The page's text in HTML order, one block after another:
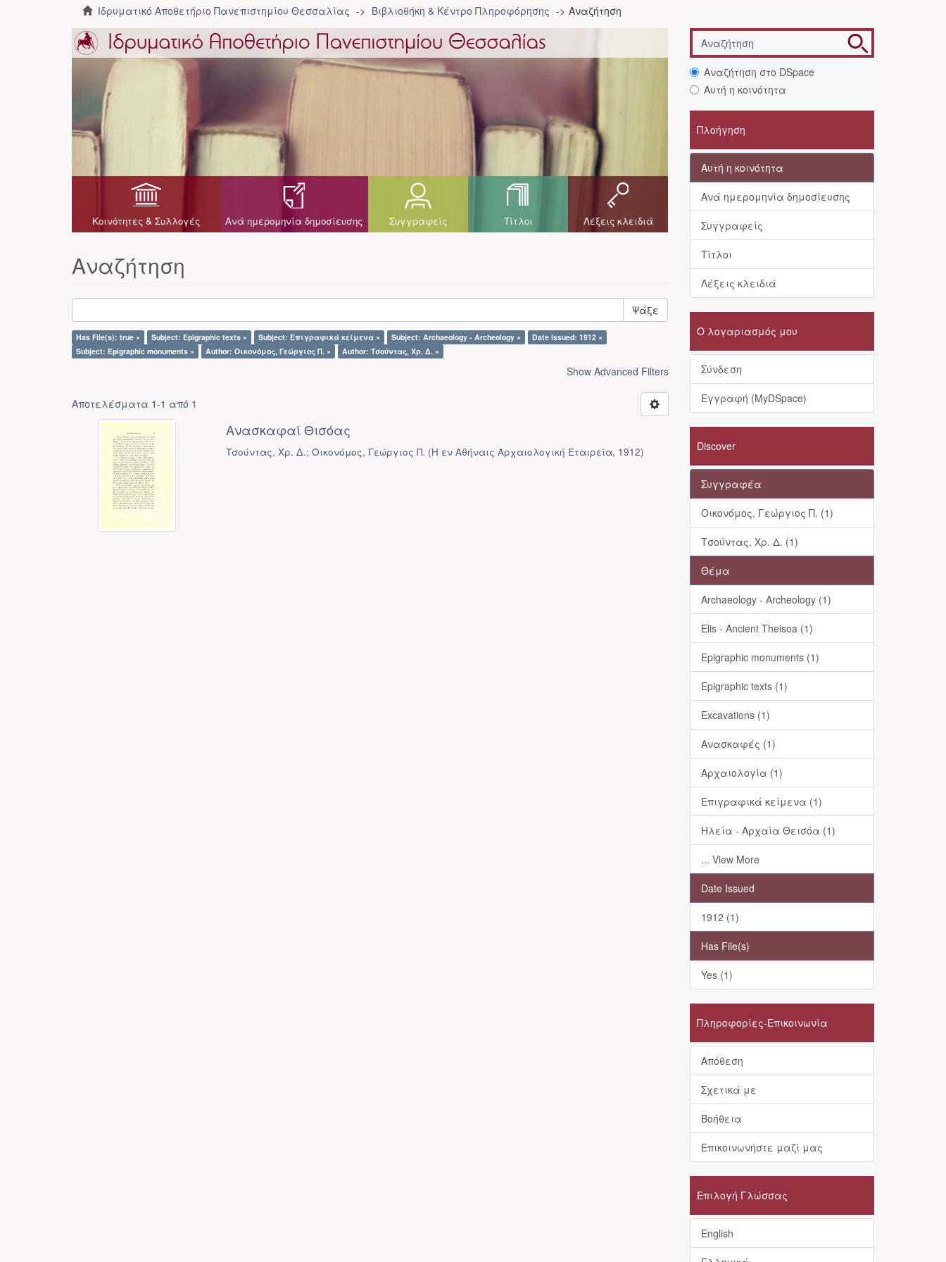
Ιδρυματικό Αποθετήριο Πανεπιστημίου Θεσσαλίας Βιβλιοθήκη & Κέντρο Πληροφόρησης Αναζήτηση
Κοινότητες & Συλλογές Ανά ημερομηνία δημοσίευσης Συγγραφείς Τίτλοι Λέξεις κλειδιά
Αναζήτηση
Ψάξε
Has File(s): true × Subject: Epigraphic texts × Subject: Επιγραφικά κείμενα × Subject: Archaeology - Archeology ×
Date issued: 1912 ×
Subject: Epigraphic monuments ×
Author: Οικονόμος, Γεώργιος Π. × Author: Τσούντας, Χρ. Δ. ×
Show Advanced Filters
Αποτελέσματα 1-1 από 1
Ανασκαφαί Θισόας
Τσούντας, Χρ. Δ.; Οικονόμος, Γεώργιος Π. (Η εν Αθήναις Αρχαιολογική Εταιρεία, 1912)
Αναζήτηση στο DSpace
Αυτή η κοινότητα
Πλοήγηση
Αυτή η κοινότητα
Ανά ημερομηνία δημοσίευσης
Συγγραφείς
Τίτλοι
Λέξεις κλειδιά
Ο λογαριασμός μου
Σύνδεση
Εγγραφή (MyDSpace)
Discover
Συγγραφέα
Οικονόμος, Γεώργιος Π. (1)
Τσούντας, Χρ. Δ. (1)
Θέμα
Archaeology - Archeology (1)
Elis - Ancient Theisoa (1)
Epigraphic monuments (1)
Epigraphic texts (1)
Excavations (1)
Ανασκαφές (1)
Αρχαιολογία (1)
Επιγραφικά κείμενα (1)
Ηλεία - Αρχαία Θεισόα (1)
... View More
Date Issued
1912 (1)
Has File(s)
Yes (1)
Πληροφορίες-Επικοινωνία
Απόθεση
Σχετικά με
Βοήθεια
Επικοινωνήστε μαζί μας
Επιλογή Γλώσσας
English